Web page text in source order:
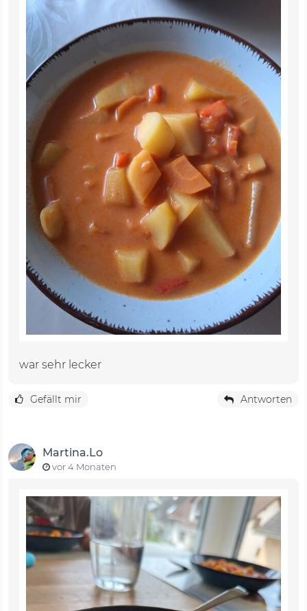
war sehr lecker
Gefällt mir Antworten
Martina.Lo
vor 4 Monaten